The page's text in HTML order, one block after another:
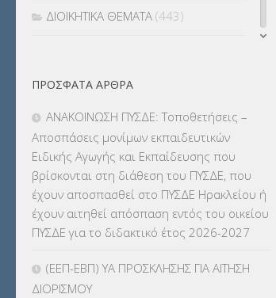
ΔΙΟΙΚΗΤΙΚΑ ΘΕΜΑΤΑ (443)
ΕΚΔΡΟΜΕΣ(7.354)
ΕΠΑΛ (366)
ΕΠΙΜΟΡΦΩΣΗ Τ.Π.Ε.(10)
ΕΥΡΩΠΑΪΚΑ ΠΡΟΓΡΑΜΜΑΤΑ(230)
ΚΕΣΥ (60)
ΠΡΌΣΦΑΤΑ ΆΡΘΡΑ
ΑΝΑΚΟΙΝΩΣΗ ΠΥΣΔΕ: Τοποθετήσεις –
Αποσπάσεις μονίμων εκπαιδευτικών
Ειδικής Αγωγής και Εκπαίδευσης που
βρίσκονται στη διάθεση του ΠΥΣΔΕ, που
έχουν αποσπασθεί στο ΠΥΣΔΕ Ηρακλείου ή
έχουν αιτηθεί απόσπαση εντός του οικείου
ΠΥΣΔΕ για το διδακτικό έτος 2026-2027
(ΕΕΠ-ΕΒΠ) ΥΑ ΠΡΟΣΚΛΗΣΗΣ ΓΙΑ ΑΙΤΗΣΗ
ΔΙΟΡΙΣΜΟΥ